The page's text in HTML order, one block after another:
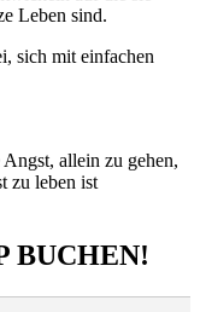
Leben sind.
sich mit einfachen
allein zu gehen,
zu leben ist
BUCHEN!